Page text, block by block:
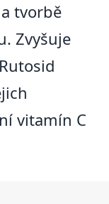
tvorbě
Zvyšuje
vitamín C